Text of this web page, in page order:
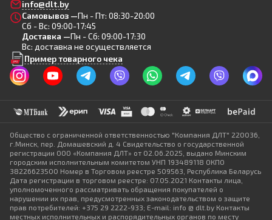
info@dlt.by
Самовывоз —Пн - Пт: 08:30-20:00
Сб - Вс: 09:00-17:45
Доставка —Пн - Сб: 09:00-17:30
Вс: доставка не осуществляется
Пример товарного чека
Общество с ограниченной ответственностью "Компания ДЛТ" 220036,
г.Минск, пер. Домашевский д. 4 Свидетельство о государственной
регистрации ООО «Компания ДЛТ» от 02.06.2025, выдано Минским
городским исполнительным комитетом УНП 193489118 ОКПО
38226623500 Номер в Торговом реестре 509563, Республика Беларусь
Дата регистрации в торговом реестре: 07.05.2021 Контакты лица,
уполномоченного рассматривать обращения покупателей о
нарушении их прав, предусмотренных законодательством о защите
прав потребителей: +375 29 2222-933; E-mail: info @ dlt.by Контакты
местных исполнительных и распорядительных органов по месту